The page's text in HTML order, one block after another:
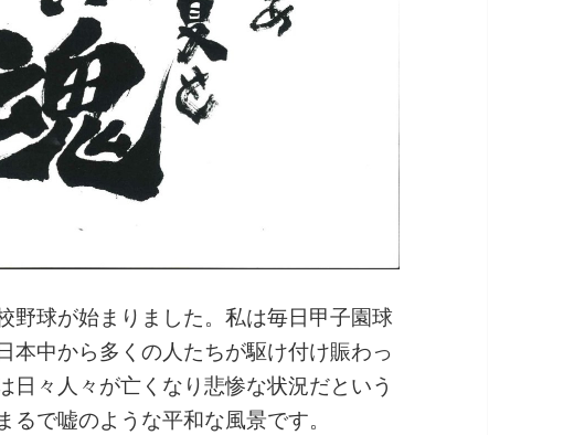
野球が始まりました。私は毎日甲子園球
本中から多くの人たちが駆け付け賑わっ
日々人々が亡くなり悲惨な状況だという
で嘘のような平和な風景です。